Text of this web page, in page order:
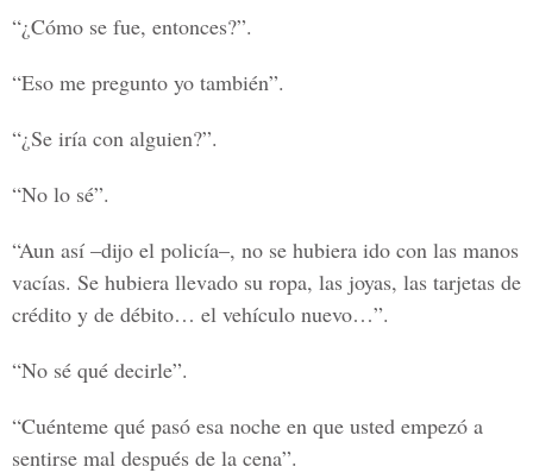
“¿Cómo se fue, entonces?”.
“Eso me pregunto yo también”.
“¿Se iría con alguien?”.
“No lo sé”.
“Aun así –dijo el policía–, no se hubiera ido con las manos
vacías. Se hubiera llevado su ropa, las joyas, las tarjetas de
crédito y de débito… el vehículo nuevo…”.
“No sé qué decirle”.
“Cuénteme qué pasó esa noche en que usted empezó a
sentirse mal después de la cena”.